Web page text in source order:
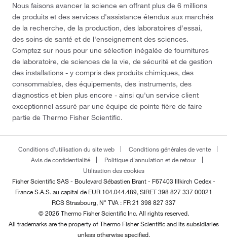
Nous faisons avancer la science en offrant plus de 6 millions
de produits et des services d'assistance étendus aux marchés
de la recherche, de la production, des laboratoires d'essai,
des soins de santé et de l'enseignement des sciences.
Comptez sur nous pour une sélection inégalée de fournitures
de laboratoire, de sciences de la vie, de sécurité et de gestion
des installations - y compris des produits chimiques, des
consommables, des équipements, des instruments, des
diagnostics et bien plus encore - ainsi qu'un service client
exceptionnel assuré par une équipe de pointe fière de faire
partie de Thermo Fisher Scientific.
Conditions d'utilisation du site web
Conditions générales de vente
Avis de confidentialité
Politique d'annulation et de retour
Utilisation des cookies
Fisher Scientific SAS - Boulevard Sébastien Brant - F67403 Illkirch Cedex -
FranceS.A.S. au capital de EUR 104.044.489, SIRET 398 827 337 00021
RCS Strasbourg, N° TVA : FR 21 398 827 337
© 2026 Thermo Fisher Scientific Inc. All rights reserved.
All trademarks are the property of Thermo Fisher Scientific and its subsidiaries
unless otherwise specified.